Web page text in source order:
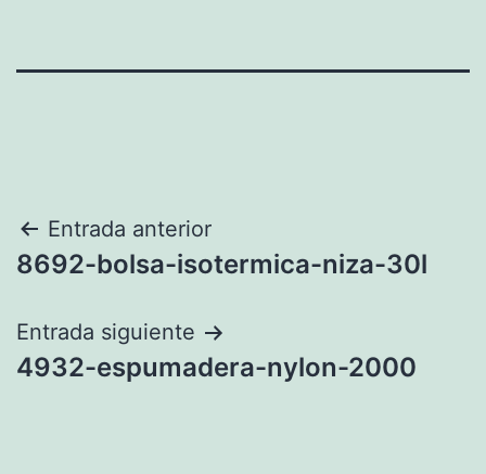
Navegación
de
entradas
Entrada anterior
8692-bolsa-isotermica-niza-30l
Entrada siguiente
4932-espumadera-nylon-2000